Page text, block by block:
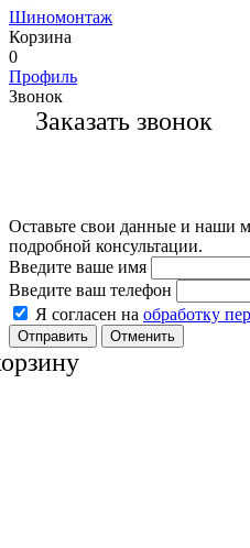
Шиномонтаж
Корзина
0
Профиль
Звонок
Заказать звонок
Оставьте свои данные и наши
подробной консультации.
Введите ваше имя
Введите ваш телефон
Я согласен на обработку
Отменить